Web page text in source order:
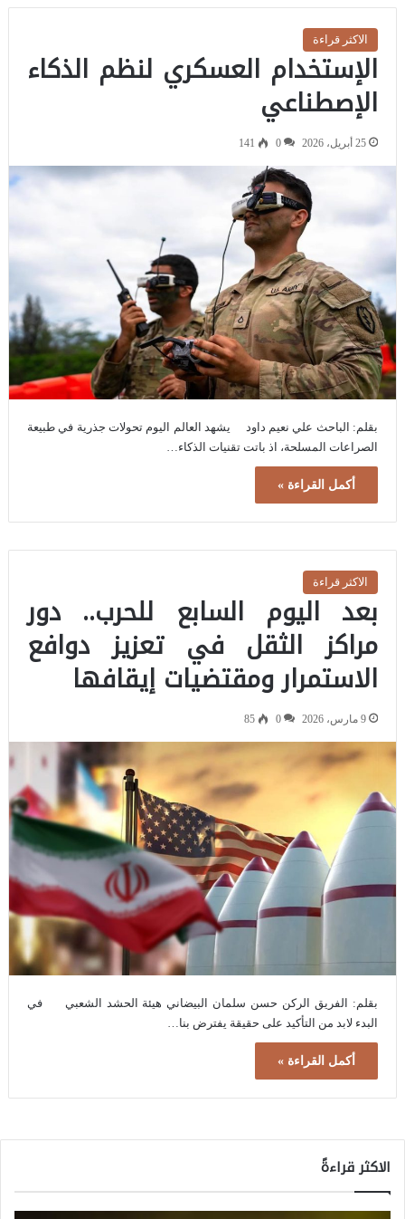
الاكثر قراءة
الإستخدام العسكري لنظم الذكاء
الإصطناعي
25 أبريل، 2026 0
141
بقلم: الباحث علي نعيم داود يشهد العالم اليوم تحولات جذرية في طبيعة
الصراعات المسلحة، اذ باتت تقنيات الذكاء…
أكمل القراءة »
الاكثر قراءة
بعد اليوم السابع للحرب.. دور
مراكز الثقل في تعزيز دوافع
الاستمرار ومقتضيات إيقافها
9 مارس، 2026 0
85
بقلم: الفريق الركن حسن سلمان البيضاني هيئة الحشد الشعبي في
البدء لابد من التأكيد على حقيقة يفترض بنا…
أكمل القراءة »
الاكثر قراءةً